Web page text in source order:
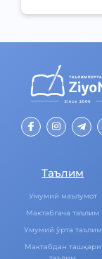
Таълим
Умумий маълумот
Мактабгача таълим
Умумий ўрта таълим
Мактабдан ташқари